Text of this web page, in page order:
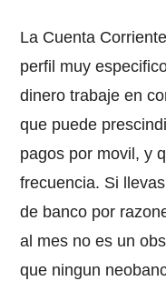
La Cuenta
perfil muy
dinero trabaje en
que puede
pagos por movil, y
frecuencia. Si
de banco por
al mes no es un
que ningun